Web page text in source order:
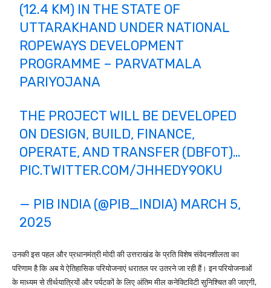
(12.4 KM) IN THE STATE OF
UTTARAKHAND UNDER NATIONAL
ROPEWAYS DEVELOPMENT
PROGRAMME – PARVATMALA
PARIYOJANA
THE PROJECT WILL BE DEVELOPED
ON DESIGN, BUILD, FINANCE,
OPERATE, AND TRANSFER (DBFOT)…
PIC.TWITTER.COM/JHHEDY9OKU
— PIB INDIA (@PIB_INDIA) MARCH 5,
2025
उनकी इस पहल और प्रधानमंत्री मोदी की उत्तराखंड के प्रति विशेष संवेदनशीलता का
परिणाम है कि अब ये ऐतिहासिक परियोजनाएं धरातल पर उतरने जा रही हैं। इन परियोजनाओं
के माध्यम से तीर्थयात्रियों और पर्यटकों के लिए अंतिम मील कनेक्टिविटी सुनिश्चित की जाएगी,